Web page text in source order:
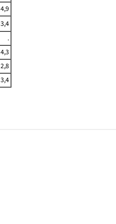
4,9
3,4
.
4,3
2,8
3,4